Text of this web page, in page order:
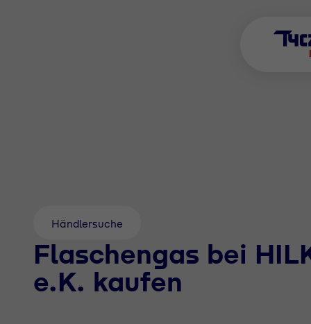
Händlersuche
Flaschengas bei
e.K. kaufen